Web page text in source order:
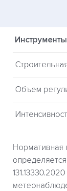
Инструменты
Объем
Нормативная